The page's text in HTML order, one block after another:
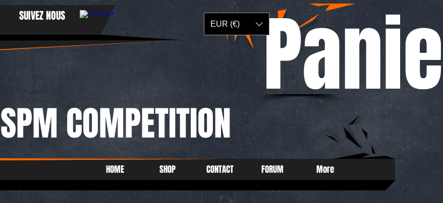
HOME SHOP CONTACT FORUM More
SPM COMPETITION
SUIVEZ NOUS
EUR (€)